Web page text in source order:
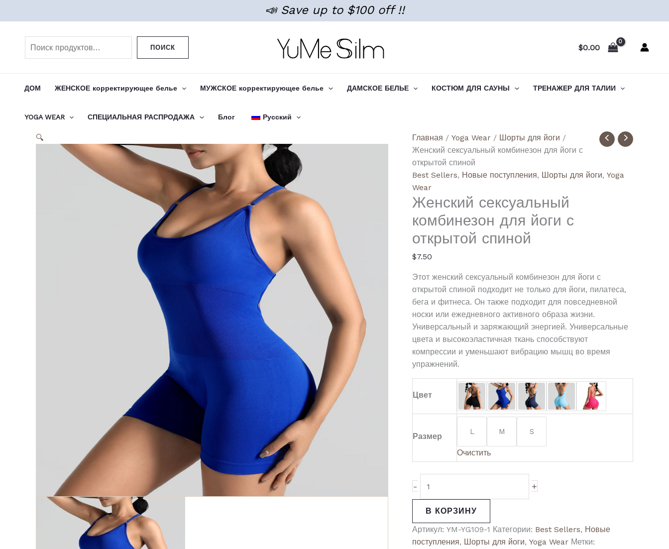
📣 Save up to $100 off !!
ПОИСК $0.00
ДОМ ЖЕНСКОЕ корректирующее белье МУЖСКОЕ корректирующее белье ДАМСКОЕ БЕЛЬЕ КОСТЮМ ДЛЯ САУНЫ ТРЕНАЖЕР ДЛЯ ТАЛИИ
YOGA WEAR СПЕЦИАЛЬНАЯ РАСПРОДАЖА Блог Русский
🔍 Главная / Yoga Wear / Шорты для йоги /
Женский сексуальный комбинезон для йоги с
открытой спиной
Best Sellers, Новые поступления, Шорты для йоги, Yoga
Wear
Женский сексуальный
комбинезон для йоги с
открытой спиной
$7.50
Этот женский сексуальный комбинезон для йоги с
открытой спиной подходит не только для йоги, пилатеса,
бега и фитнеса. Он также подходит для повседневной
носки или ежедневного активного образа жизни.
Универсальный и заряжающий энергией. Универсальные
цвета и высокоэластичная ткань способствуют
компрессии и уменьшают вибрацию мышц во время
упражнений.
Цвет
Размер
L M S
Очистить
-
Количество
товара
Women's
Sexy
Backless
Yoga
+
В КОРЗИНУ
Артикул: YM-YG109-1 Категории: Best Sellers, Новые
поступления, Шорты для йоги, Yoga Wear Метки: